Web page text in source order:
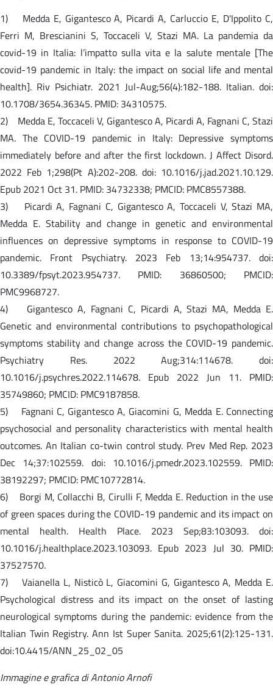
1) Medda E, Gigantesco A, Picardi A, Carluccio E, D'Ippolito C,
Ferri M, Brescianini S, Toccaceli V, Stazi MA. La pandemia da
covid-19 in Italia: l’impatto sulla vita e la salute mentale [The
covid-19 pandemic in Italy: the impact on social life and mental
health]. Riv Psichiatr. 2021 Jul-Aug;56(4):182-188. Italian. doi:
10.1708/3654.36345. PMID: 34310575.
2) Medda E, Toccaceli V, Gigantesco A, Picardi A, Fagnani C, Stazi
MA. The COVID-19 pandemic in Italy: Depressive symptoms
immediately before and after the first lockdown. J Affect Disord.
2022 Feb 1;298(Pt A):202-208. doi: 10.1016/j.jad.2021.10.129.
Epub 2021 Oct 31. PMID: 34732338; PMCID: PMC8557388.
3) Picardi A, Fagnani C, Gigantesco A, Toccaceli V, Stazi MA,
Medda E. Stability and change in genetic and environmental
influences on depressive symptoms in response to COVID-19
pandemic. Front Psychiatry. 2023 Feb 13;14:954737. doi:
10.3389/fpsyt.2023.954737. PMID: 36860500; PMCID:
PMC9968727.
4) Gigantesco A, Fagnani C, Picardi A, Stazi MA, Medda E.
Genetic and environmental contributions to psychopathological
symptoms stability and change across the COVID-19 pandemic.
Psychiatry Res. 2022 Aug;314:114678. doi:
10.1016/j.psychres.2022.114678. Epub 2022 Jun 11. PMID:
35749860; PMCID: PMC9187858.
5) Fagnani C, Gigantesco A, Giacomini G, Medda E. Connecting
psychosocial and personality characteristics with mental health
outcomes. An Italian co-twin control study. Prev Med Rep. 2023
Dec 14;37:102559. doi: 10.1016/j.pmedr.2023.102559. PMID:
38192297; PMCID: PMC10772814.
6) Borgi M, Collacchi B, Cirulli F, Medda E. Reduction in the use
of green spaces during the COVID-19 pandemic and its impact on
mental health. Health Place. 2023 Sep;83:103093. doi:
10.1016/j.healthplace.2023.103093. Epub 2023 Jul 30. PMID:
37527570.
7) Vaianella L, Nisticò L, Giacomini G, Gigantesco A, Medda E.
Psychological distress and its impact on the onset of lasting
neurological symptoms during the pandemic: evidence from the
Italian Twin Registry. Ann Ist Super Sanita. 2025;61(2):125-131.
doi:10.4415/ANN_25_02_05
Immagine e grafica di Antonio Arnofi